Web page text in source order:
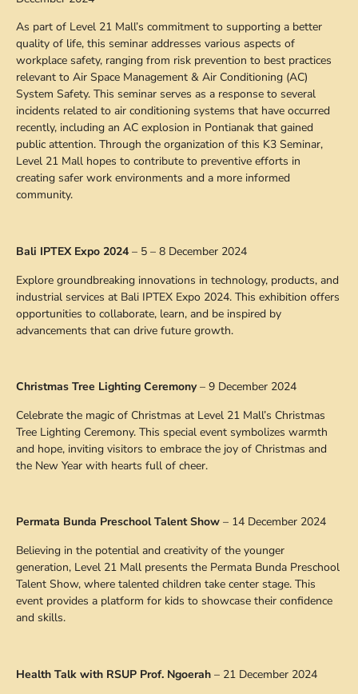
As part of Level 21 Mall’s commitment to supporting a better
quality of life, this seminar addresses various aspects of
workplace safety, ranging from risk prevention to best practices
relevant to Air Space Management & Air Conditioning (AC)
System Safety. This seminar serves as a response to several
incidents related to air conditioning systems that have occurred
recently, including an AC explosion in Pontianak that gained
public attention. Through the organization of this K3 Seminar,
Level 21 Mall hopes to contribute to preventive efforts in
creating safer work environments and a more informed
community.
Bali IPTEX Expo 2024 – 5 – 8 December 2024
Explore groundbreaking innovations in technology, products, and
industrial services at Bali IPTEX Expo 2024. This exhibition offers
opportunities to collaborate, learn, and be inspired by
advancements that can drive future growth.
Christmas Tree Lighting Ceremony– 9 December 2024
Celebrate the magic of Christmas at Level 21 Mall’s Christmas
Tree Lighting Ceremony. This special event symbolizes warmth
and hope, inviting visitors to embrace the joy of Christmas and
the New Year with hearts full of cheer.
Permata Bunda Preschool Talent Show – 14 December 2024
Believing in the potential and creativity of the younger
generation, Level 21 Mall presents the Permata Bunda Preschool
Talent Show, where talented children take center stage. This
event provides a platform for kids to showcase their confidence
and skills.
Health Talk with RSUP Prof. Ngoerah – 21 December 2024